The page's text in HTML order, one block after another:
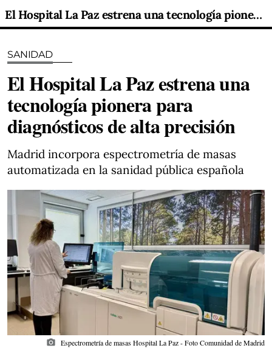
El Hospital La Paz estrena una tecnología pionera para diagnósticos de alta precisión
SANIDAD
El Hospital La Paz estrena una
tecnología pionera para
diagnósticos de alta precisión
Madrid incorpora espectrometría de masas
automatizada en la sanidad pública española
photo_camera Espectrometría de masas Hospital La Paz - Foto Comunidad de Madrid